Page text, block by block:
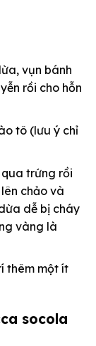
vụn bánh
rồi cho hỗn
tô (lưu ý chỉ
qua trứng rồi
chảo và
dễ bị cháy
vàng là
thêm một ít
socola